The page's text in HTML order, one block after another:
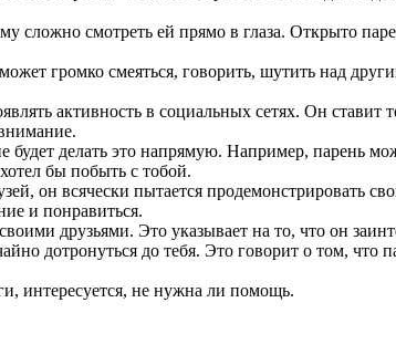
сложно смотреть ей прямо в глаза. Открыто
громко смеяться, говорить, шутить над
активность в социальных сетях. Он ставит
делать это напрямую. Например, парень
бы побыть с тобой.
он всячески пытается продемонстрировать
и понравиться.
друзьями. Это указывает на то, что он
дотронуться до тебя. Это говорит о том, что
интересуется, не нужна ли помощь.